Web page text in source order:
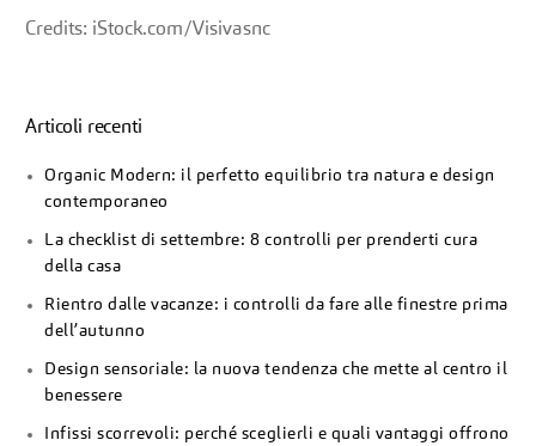
Credits: iStock.com/Visivasnc
Articoli recenti
Organic Modern: il perfetto equilibrio tra natura e design
contemporaneo
La checklist di settembre: 8 controlli per prenderti cura
della casa
Rientro dalle vacanze: i controlli da fare alle finestre prima
dell’autunno
Design sensoriale: la nuova tendenza che mette al centro il
benessere
Infissi scorrevoli: perché sceglierli e quali vantaggi offrono